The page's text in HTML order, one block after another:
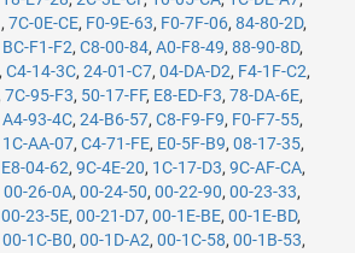
, 7C-0E-CE, F0-9E-63, F0-7F-06, 84-80-2D,
BC-F1-F2, C8-00-84, A0-F8-49, 88-90-8D,
, C4-14-3C, 24-01-C7, 04-DA-D2, F4-1F-C2,
7C-95-F3, 50-17-FF, E8-ED-F3, 78-DA-6E,
A4-93-4C, 24-B6-57, C8-F9-F9, F0-F7-55,
1C-AA-07, C4-71-FE, E0-5F-B9, 08-17-35,
E8-04-62, 9C-4E-20, 1C-17-D3, 9C-AF-CA,
00-26-0A, 00-24-50, 00-22-90, 00-23-33,
00-23-5E, 00-21-D7, 00-1E-BE, 00-1E-BD,
00-1C-B0, 00-1D-A2, 00-1C-58, 00-1B-53,